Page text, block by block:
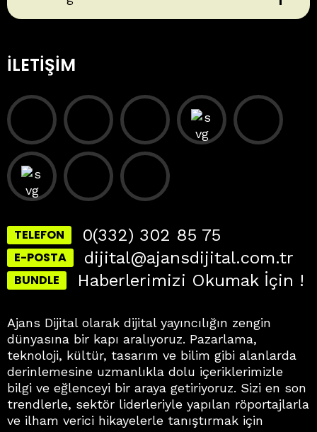
İLETIŞIM
TELEFON 0(332) 302 85 75
E-POSTA dijital@ajansdijital.com.tr
BUNDLE Haberlerimizi Okumak İçin !
Ajans Dijital olarak dijital yayıncılığın zengin
dünyasına bir kapı aralıyoruz. Pazarlama,
teknoloji, kültür, tasarım ve bilim gibi alanlarda
derinlemesine uzmanlıkla dolu içeriklerimizle
bilgi ve eğlenceyi bir araya getiriyoruz. Sizi en son
trendlerle, sektör liderleriyle yapılan röportajlarla
ve ilham verici hikayelerle tanıştırmak için